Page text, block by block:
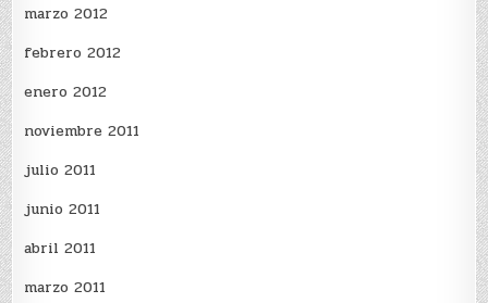
marzo 2012
febrero 2012
enero 2012
noviembre 2011
julio 2011
junio 2011
abril 2011
marzo 2011